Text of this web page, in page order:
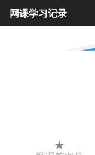
网课学习记录